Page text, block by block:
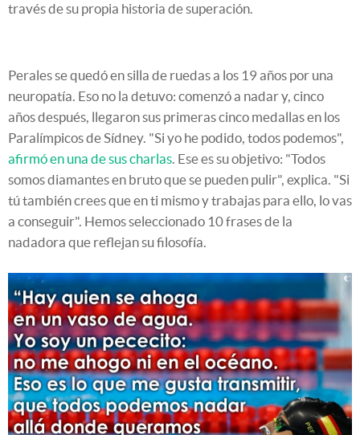
través de su propia historia de superación.
Perales se quedó en silla de ruedas a los 19 años por una
neuropatía. Eso no la detuvo: comenzó a nadar y, cinco
años después, llegaron sus primeras cinco medallas en los
Paralímpicos de Sídney. "Si yo he podido, todos podemos",
afirmó en una de sus charlas. Ese es su objetivo: "Todos
somos diamantes en bruto que se pueden pulir", explica. "Si
tú también crees que en ti mismo y trabajas para ello, lo vas
a conseguir". Hemos seleccionado 10 frases de la
nadadora que reflejan su filosofía.